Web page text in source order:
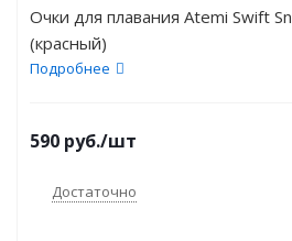
Очки для плавания Atemi Swift
(красный)
Подробнее
590 руб./шт
Достаточно